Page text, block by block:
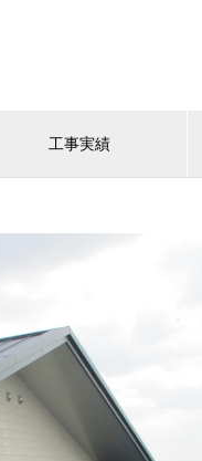
工事実績